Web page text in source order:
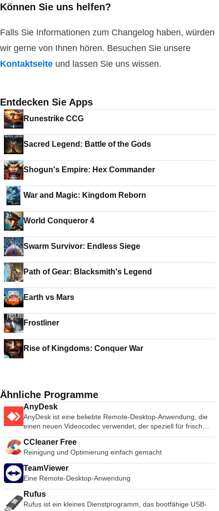
Können Sie uns helfen?
Falls Sie Informationen zum Changelog haben, würden
wir gerne von Ihnen hören. Besuchen Sie unsere
Kontaktseite und lassen Sie uns wissen.
Entdecken Sie Apps
Runestrike CCG
Sacred Legend: Battle of the Gods
Shogun's Empire: Hex Commander
War and Magic: Kingdom Reborn
World Conqueror 4
Swarm Survivor: Endless Siege
Path of Gear: Blacksmith's Legend
Earth vs Mars
Frostliner
Rise of Kingdoms: Conquer War
Ähnliche Programme
AnyDesk
AnyDesk ist eine beliebte Remote-Desktop-Anwendung, die
einen neuen Videocodec verwendet, der speziell für frisch
aussehende grafische Benutzeroberflächen entwickelt wurde.
AnyDesk-Software ist vielseitig, sicher und leichtgewichtig. Die
Software verwendet TLS1.2-Verschlüsselung, und beide
Enden der Verbindung werden kryptografisch verifiziert.
AnyDesk ist sehr leicht und in eine 1MB große Datei gepackt,
und es sind keine administrativen Rechte oder Installationen
erforderlich. Die UI von AnyDesk ist wirklich einfach und leicht
zu navigieren. Mit AnyDesk können Sie Ihren persönlichen
CCleaner Free
Reinigung und Optimierung einfach gemacht
TeamViewer
Eine Remote-Desktop-Anwendung
Rufus
Rufus ist ein kleines Dienstprogramm, das bootfähige USB-